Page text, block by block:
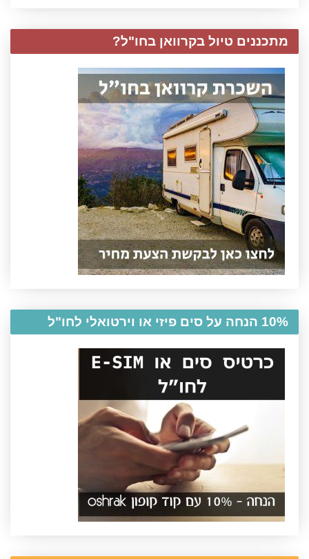
מתכננים טיול בקרוואן בחו"ל?
10% הנחה על סים פיזי או וירטואלי לחו"ל